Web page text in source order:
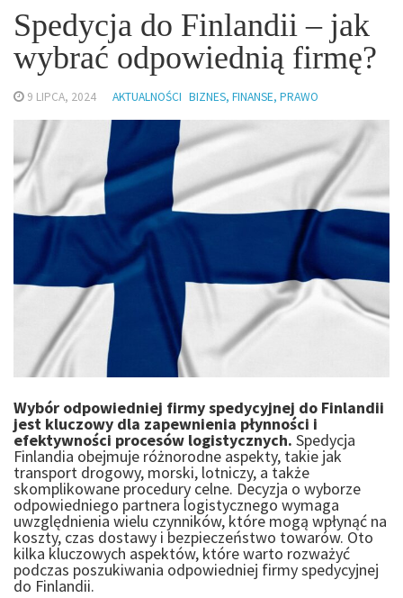
Spedycja do Finlandii – jak
wybrać odpowiednią firmę?
9 LIPCA, 2024 AKTUALNOŚCI BIZNES, FINANSE, PRAWO
Wybór odpowiedniej firmy spedycyjnej do Finlandii
jest kluczowy dla zapewnienia płynności i
efektywności procesów logistycznych. Spedycja
Finlandia obejmuje różnorodne aspekty, takie jak
transport drogowy, morski, lotniczy, a także
skomplikowane procedury celne. Decyzja o wyborze
odpowiedniego partnera logistycznego wymaga
uwzględnienia wielu czynników, które mogą wpłynąć na
koszty, czas dostawy i bezpieczeństwo towarów. Oto
kilka kluczowych aspektów, które warto rozważyć
podczas poszukiwania odpowiedniej firmy spedycyjnej
do Finlandii.